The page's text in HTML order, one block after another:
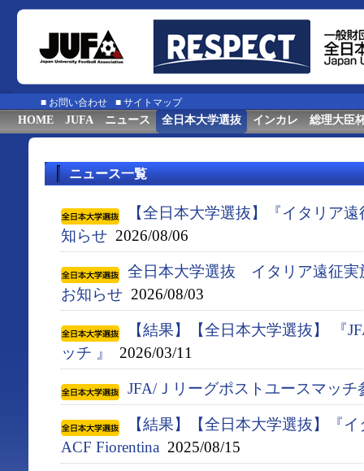
■ お問い合わせ ■ サイトマップ
HOME JUFA ニュース 全日本大学選抜 インカレ 総理大臣
ニュース一覧
【全日本大学選抜】『イタリア
知らせ 2026/08/06
全日本大学選抜 イタリア遠征実
お知らせ 2026/08/03
【結果】【全日本大学選抜】 『
ッチ 』
2026/03/11
JFA/Ｊリーグポストユースマッチ
【結果】【全日本大学選抜】『
ACF Fiorentina 2025/08/15